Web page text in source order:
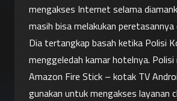
mengakses Internet selama
masih bisa melakukan
Dia tertangkap basah ketika Polisi
menggeledah kamar hotelnya. Polisi
Amazon Fire Stick – kotak TV
gunakan untuk mengakses layanan